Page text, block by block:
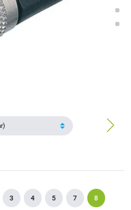
3 4 5 7 8